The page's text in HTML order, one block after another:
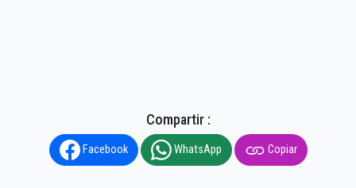
Compartir :
Facebook WhatsApp Copiar